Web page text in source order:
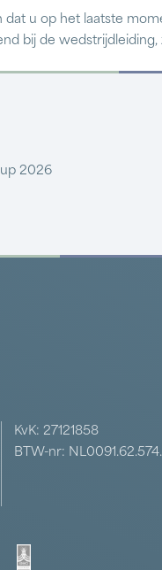
dat u op het laatste
bij de
2026
KvK: 27121858
BTW-nr: